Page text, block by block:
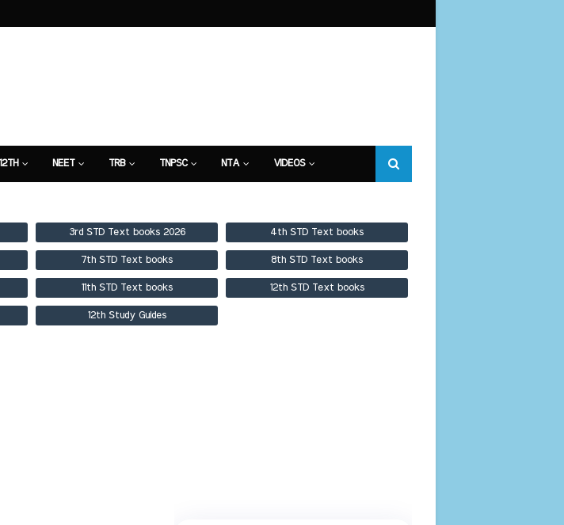
12TH NEET TRB TNPSC NTA VIDEOS
3rd STD Text books 2026 4th STD Text books
7th STD Text books 8th STD Text books
11th STD Text books 12th STD Text books
12th Study Guides